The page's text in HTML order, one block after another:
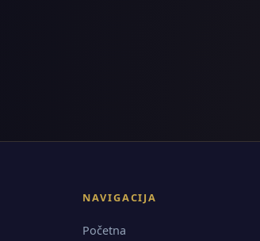
NAVIGACIJA
Početna